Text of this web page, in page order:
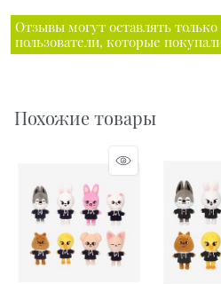
Отзывы могут оставлять
пользователи, которые
Похожие товары